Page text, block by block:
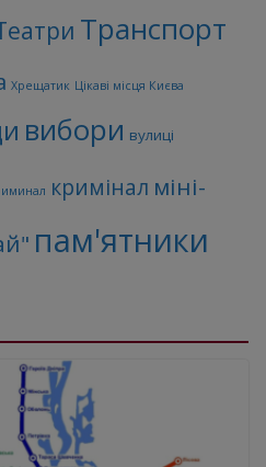
Транспорт
Хрещатик Цікаві місця Києва
вибори вулиці
кримінал міні-
пам'ятники